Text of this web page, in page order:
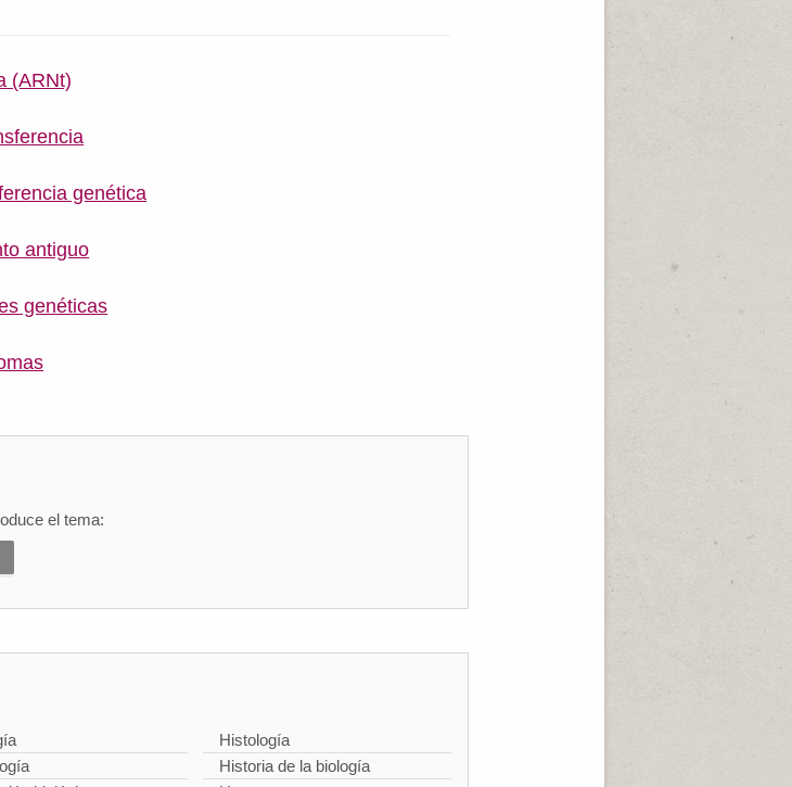
(ARNt)
genética
antiguo
genéticas
el tema:
Histología
Historia de la biología